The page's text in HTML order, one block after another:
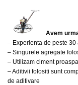
Avem
– Experienta de peste
– Singurele agregate
– Utilizam ciment
– Aditivii folositi sunt
de aditivare